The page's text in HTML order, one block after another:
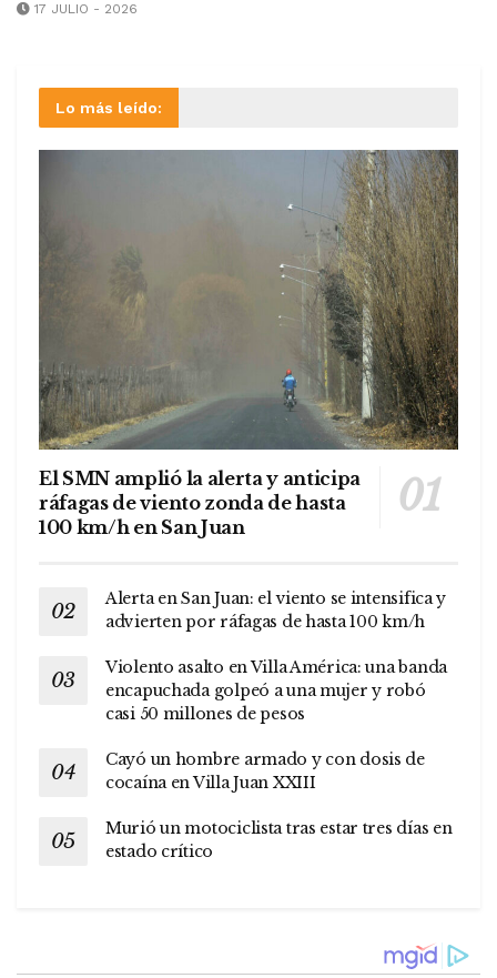
17 JULIO - 2026
Lo más leído:
El SMN amplió la alerta y anticipa
ráfagas de viento zonda de hasta
100 km/h en San Juan
Alerta en San Juan: el viento se intensifica y
advierten por ráfagas de hasta 100 km/h
Violento asalto en Villa América: una banda
encapuchada golpeó a una mujer y robó
casi 50 millones de pesos
Cayó un hombre armado y con dosis de
cocaína en Villa Juan XXIII
Murió un motociclista tras estar tres días en
estado crítico